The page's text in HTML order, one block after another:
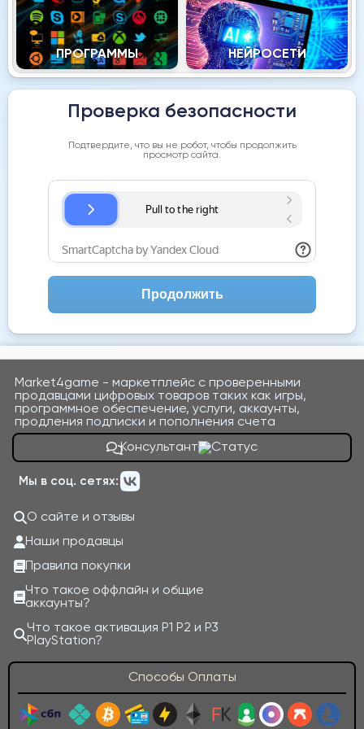
ПРОГРАММЫ НЕЙРОСЕТИ
Проверка безопасности
Подтвердите, что вы не робот, чтобы продолжить
просмотр сайта.
Продолжить
Market4game - маркетплейс с проверенными
продавцами цифровых товаров таких как игры,
программное обеспечение, услуги, аккаунты,
продления подписки и пополнения счета
Консультант
Мы в соц. сетях:
О сайте и отзывы
Наши продавцы
Правила покупки
Что такое оффлайн и общие
аккаунты?
Что такое активация P1 P2 и P3
PlayStation?
Способы Оплаты